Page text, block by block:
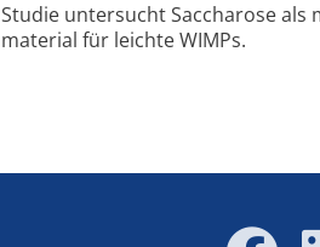
Studie unter­sucht Saccha­ro­se
ma­te­rial für leich­te WIMPs.